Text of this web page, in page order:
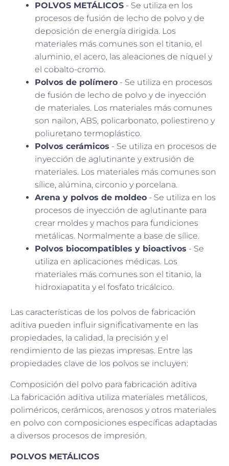
POLVOS METÁLICOS - Se utiliza en los
procesos de fusión de lecho de polvo y de
deposición de energía dirigida. Los
materiales más comunes son el titanio, el
aluminio, el acero, las aleaciones de níquel y
el cobalto-cromo.
Polvos de polímero - Se utiliza en procesos
de fusión de lecho de polvo y de inyección
de materiales. Los materiales más comunes
son nailon, ABS, policarbonato, poliestireno y
poliuretano termoplástico.
Polvos cerámicos - Se utiliza en procesos de
inyección de aglutinante y extrusión de
materiales. Los materiales más comunes son
sílice, alúmina, circonio y porcelana.
Arena y polvos de moldeo - Se utiliza en los
procesos de inyección de aglutinante para
crear moldes y machos para fundiciones
metálicas. Normalmente a base de sílice.
Polvos biocompatibles y bioactivos - Se
utiliza en aplicaciones médicas. Los
materiales más comunes son el titanio, la
hidroxiapatita y el fosfato tricálcico.
Las características de los polvos de fabricación
aditiva pueden influir significativamente en las
propiedades, la calidad, la precisión y el
rendimiento de las piezas impresas. Entre las
propiedades clave de los polvos se incluyen:
Composición del polvo para fabricación aditiva
La fabricación aditiva utiliza materiales metálicos,
poliméricos, cerámicos, arenosos y otros materiales
en polvo con composiciones específicas adaptadas
a diversos procesos de impresión.
POLVOS METÁLICOS